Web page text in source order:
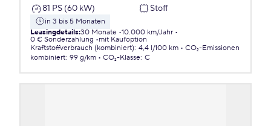
81 PS (60 kW)
Stoff
in 3 bis 5 Monaten
Leasingdetails:30 Monate 10.000 km/Jahr
0 € Sonderzahlung
mit Kaufoption
Kraftstoffverbrauch (kombiniert): 4,4 l/100 km
CO₂-Emissionen
kombiniert: 99 g/km CO₂-Klasse: C